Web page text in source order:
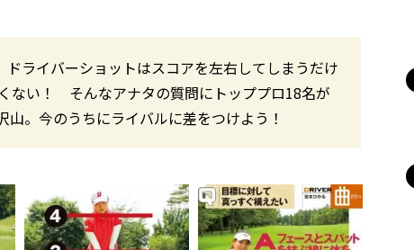
ライバーショットはスコアを左右してしまうだけ
ない！ そんなアナタの質問にトッププロ18名が
。今のうちにライバルに差をつけよう！